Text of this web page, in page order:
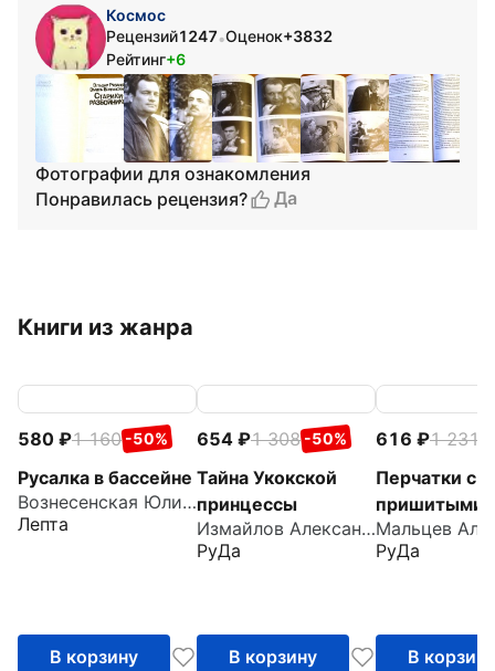
Космос
Рецензий1247•Оценок+3832
Рейтинг+6
Фотографии для ознакомления
Понравилась рецензия?
Да
Книги из жанра
580 1 160 -50%
Русалка в бассейне
Вознесенская Юлия Николаевна
Лепта
В корзину
654 1 308 -50%
Тайна Укокской
принцессы
Измайлов Александр
РуДа
В корзину
616 1 231
Перчатки с
пришитыми
пальцами
РуДа
В корзину